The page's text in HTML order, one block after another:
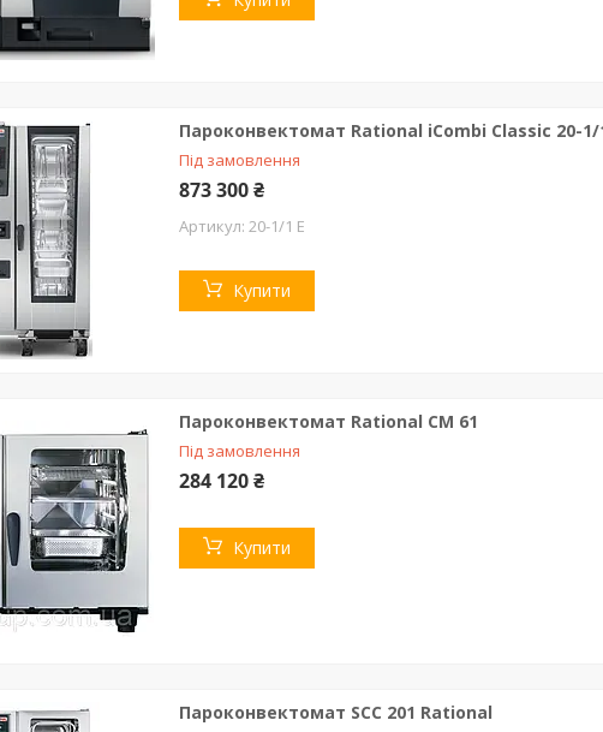
Пароконвектомат Rational iCombi Classic 20-1/
Під замовлення
873 300 ₴
20-1/1 E
Купити
Пароконвектомат Rational CM 61
Під замовлення
284 120 ₴
Купити
Пароконвектомат SCC 201 Rational